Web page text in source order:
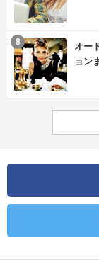
オー
ョン
8